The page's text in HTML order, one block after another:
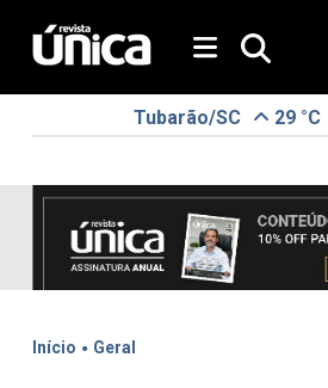
Tubarão/SC 29 °C
Início . Geral